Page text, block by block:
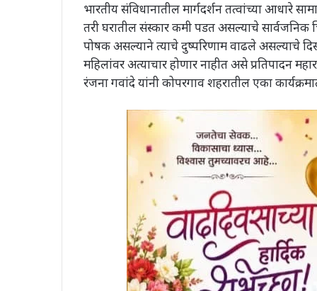
भारतीय संविधानातील मार्गदर्शन तत्वांच्या आधारे
तरी घरातील संस्कार कमी पडत असल्याचे सार्वजनिक
पोषक असल्याने त्याचे दुष्परिणाम वाढले असल्याचे
महिलांवर अत्याचार होणार नाहीत असे प्रतिपादन
रंजना गवांदे यांनी कोपरगाव शहरातील एका